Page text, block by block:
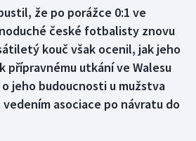
že po porážce 0:1 ve
české fotbalisty znovu
kouč však ocenil, jak jeho
přípravnému utkání ve Walesu
jeho budoucnosti u mužstva
asociace po návratu do